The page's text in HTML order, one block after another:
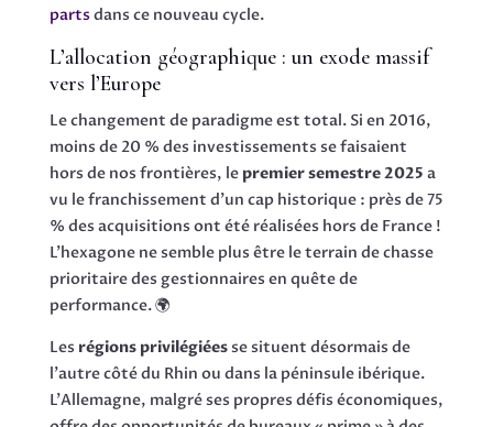
partsdans ce nouveau cycle.
L’allocation géographique : un exode massif
vers l’Europe
Le changement de paradigme est total. Si en 2016,
moins de 20 % des investissements se faisaient
hors de nos frontières, le premier semestre 2025 a
vu le franchissement d’un cap historique : près de 75
% des acquisitions ont été réalisées hors de France !
L’hexagone ne semble plus être le terrain de chasse
prioritaire des gestionnaires en quête de
performance. 🌍
Les régions privilégiéesse situent désormais de
l’autre côté du Rhin ou dans la péninsule ibérique.
L’Allemagne, malgré ses propres défis économiques,